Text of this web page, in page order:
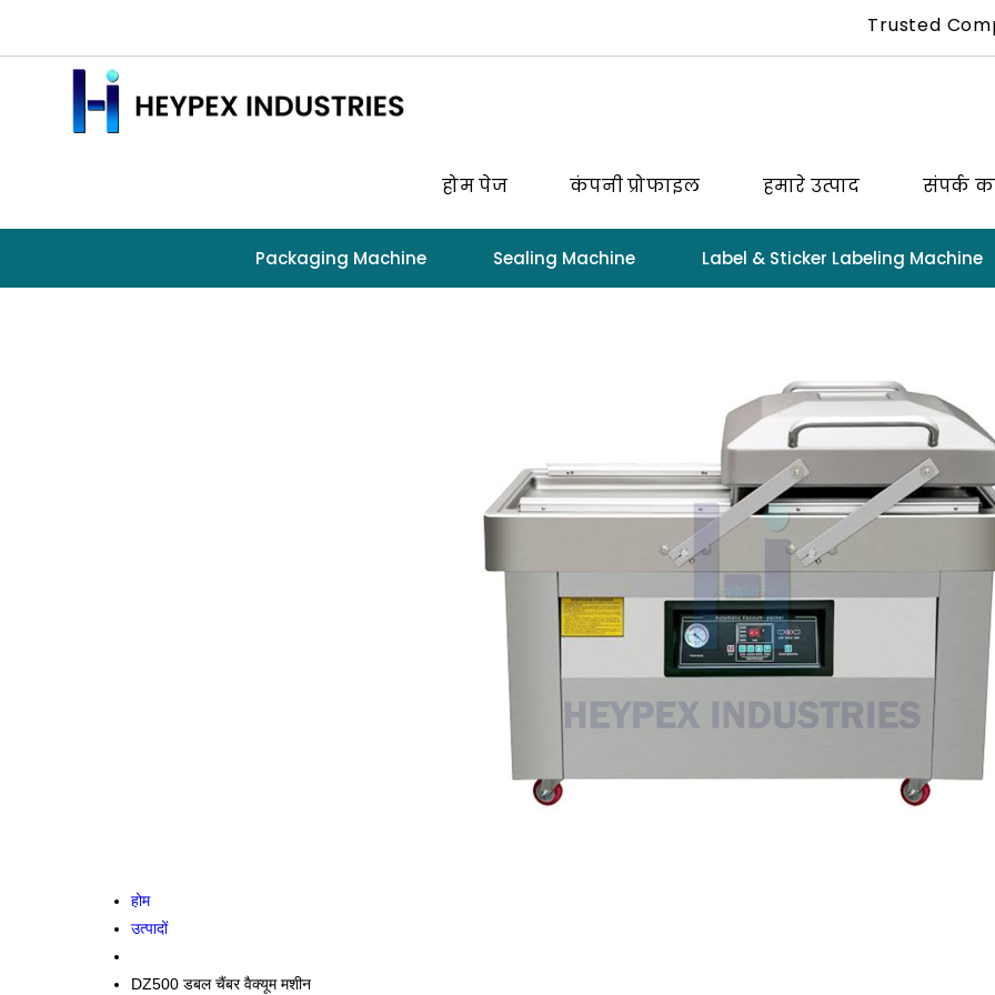
Trusted
होम पेज कंपनी प्रोफाइल हमारे उत्पाद संपर्क
Packaging Machine Sealing Machine Label & Sticker Labeling Machine
होम
उत्पादों
DZ500 डबल चैंबर वैक्यूम मशीन